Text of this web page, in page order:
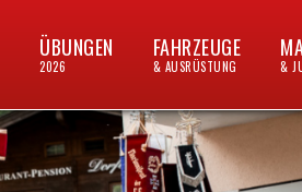
ÜBUNGEN
2026
FAHRZEUGE
& AUSRÜSTUNG &